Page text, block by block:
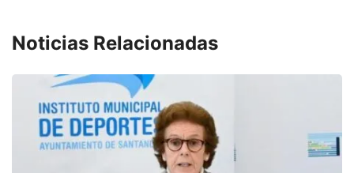
Noticias Relacionadas